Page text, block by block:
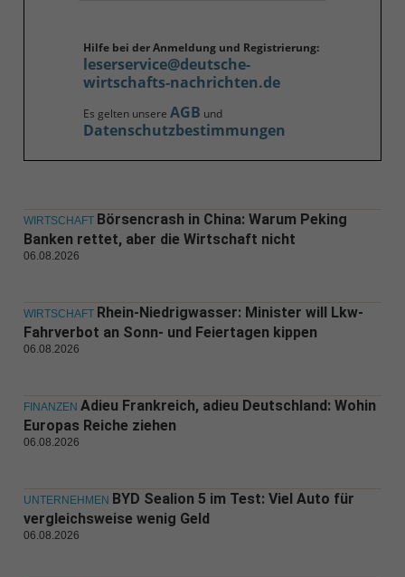
Hilfe bei der Anmeldung und Registrierung:
leserservice@deutsche-
wirtschafts-nachrichten.de
Es gelten unsere AGB und
Datenschutzbestimmungen
WIRTSCHAFT Börsencrash in China: Warum Peking
Banken rettet, aber die Wirtschaft nicht
06.08.2026
WIRTSCHAFT Rhein-Niedrigwasser: Minister will Lkw-
Fahrverbot an Sonn- und Feiertagen kippen
06.08.2026
FINANZEN Adieu Frankreich, adieu Deutschland: Wohin
Europas Reiche ziehen
06.08.2026
UNTERNEHMEN BYD Sealion 5 im Test: Viel Auto für
vergleichsweise wenig Geld
06.08.2026